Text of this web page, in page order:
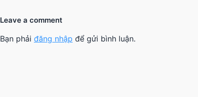
Leave a comment
Bạn phải đăng nhập để gửi bình luận.